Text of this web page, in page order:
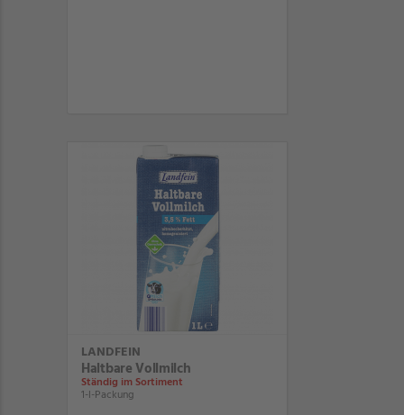
LANDFEIN
Haltbare Vollmilch
Ständig im Sortiment
1-l-Packung